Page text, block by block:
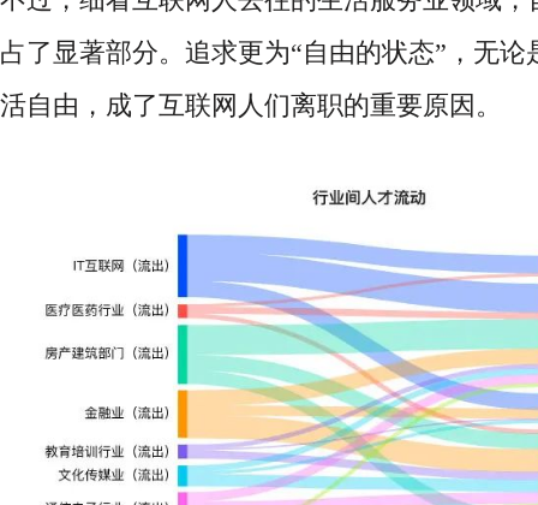
占了显著部分。追求更为“自由的状态”，无
活自由，成了互联网人们离职的重要原因。